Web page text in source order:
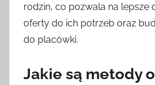
rodzin, co pozwala na lepsze
oferty do ich potrzeb oraz
do placówki.
Jakie są metody